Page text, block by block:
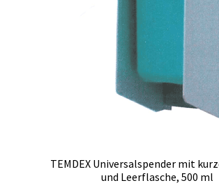
TEMDEX Universalspender mit
und Leerflasche, 500 ml